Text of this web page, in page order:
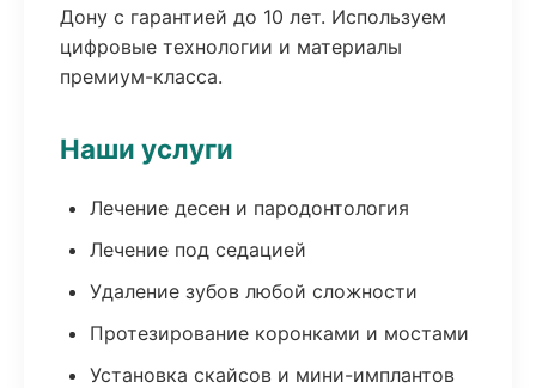
Дону с гарантией до 10 лет. Используем
цифровые технологии и материалы
премиум-класса.
Наши услуги
Лечение десен и пародонтология
Лечение под седацией
Удаление зубов любой сложности
Протезирование коронками и мостами
Установка скайсов и мини-имплантов